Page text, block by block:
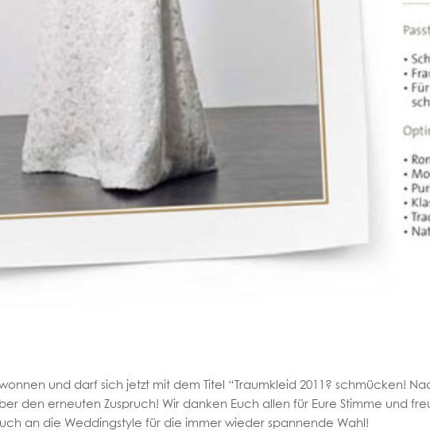
und darf sich jetzt mit dem Titel “Traumkleid 2011? schmücken!
den erneuten Zuspruch! Wir danken Euch allen für Eure Stimme und
an die Weddingstyle für die immer wieder spannende Wahl!